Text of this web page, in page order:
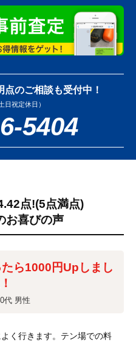
のご相談も受付中！
日祝定休日）
5404
点!(5点満点)
お喜びの声
ら1000円Upしまし
代 男性
く行きます。テン場での料